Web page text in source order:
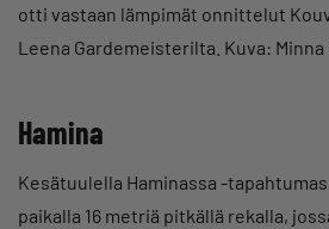
otti vastaan lämpimät onnittelut
Leena Gardemeisterilta. Kuva: Minna
Hamina
Kesätuulella Haminassa -
paikalla 16 metriä pitkällä rekalla,